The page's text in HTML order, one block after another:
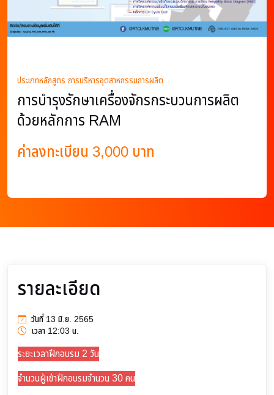
ประเภทหลักสูตร การบริหารอุตสาหกรรมการผลิต
การบำรุงรักษาเครื่องจักรกระบวนการผลิต
ด้วยหลักการ RAM
ค่าลงทะเบียน 3,000 บาท
รายละเอียด
วันที่ 13 มิ.ย. 2565
เวลา 12:03 น.
ระยะเวลาฝึกอบรม 2 วัน
จำนวนผู้เข้าฝึกอบรมจำนวน 30 คน